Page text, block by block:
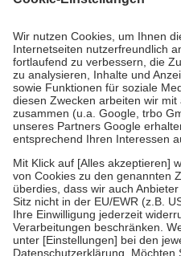
Kosten dafür, der Versicherte
Grundsätzlich leisten Mitglieder
Prozent des Abgabepreises,
höchstens zehn Euro.Es sind
Kosten der Leistung zu
Diese Regeln gelten
Bei Heilmitteln und häuslicher
Zuzahlung zehn Prozent der
Verordnung.
Um das Engagement der
stärken und die besondere
fallenkeine Zuzahlungenan bei:
• Kindern und Jugendlichen bis
mit Ausnahme der Fahrkosten